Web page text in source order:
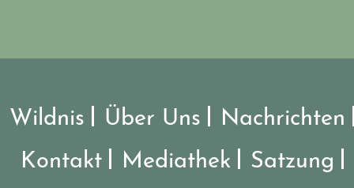
Wildnis Über Uns
Nachrichten
Kontakt
Mediathek Satzung